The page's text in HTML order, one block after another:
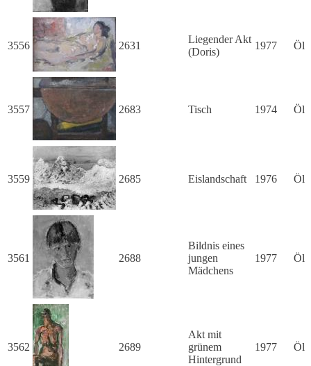
3556 2631
Liegender Akt
(Doris)
1977 Öl
3557 2683 Tisch 1974 Öl
3559 2685 Eislandschaft 1976 Öl
3561 2688
Bildnis eines
jungen
Mädchens
1977 Öl
3562 2689
Akt mit
grünem
Hintergrund
1977 Öl